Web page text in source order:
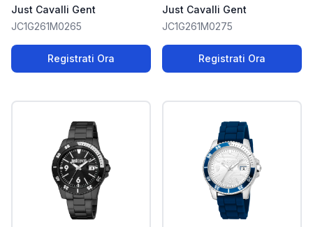
Just Cavalli Gent
JC1G261M0265
Registrati Ora
Just Cavalli Gent
JC1G261M0275
Registrati Ora